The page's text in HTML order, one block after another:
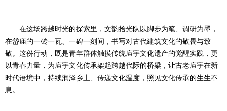
在这场跨越时光的探索里，文韵拾光队以脚步为笔、调研为墨，
在岱庙的一砖一瓦、一碑一刻间，书写对古代建筑文化的敬畏与致
敬。这份行动，既是青年群体触摸传统庙宇文化遗产的觉醒实践，更
以青春力量，为庙宇文化传承架起跨越代际的桥梁，让古老庙宇在新
时代语境中，持续润泽乡土、传递文化温度，照见文化传承的生生不
息。